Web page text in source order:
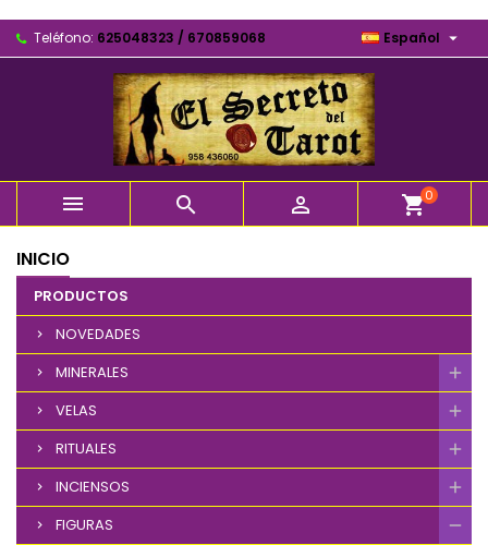
Teléfono: 625048323 / 670859068 Español 
   shopping_cart0
INICIO
PRODUCTOS
NOVEDADES
MINERALES
VELAS
RITUALES
INCIENSOS
FIGURAS